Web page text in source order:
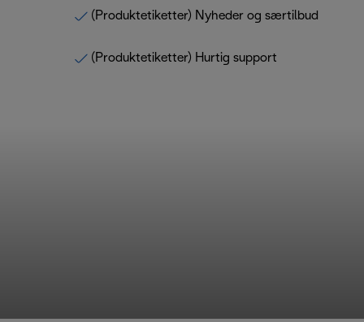
(Produktetiketter) Nyheder og særtilbud
(Produktetiketter) Hurtig support